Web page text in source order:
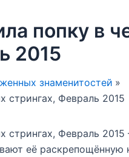
попку в
2015
знаменитостей
стрингах, Февраль 2015
стрингах, Февраль
её раскрепощённую